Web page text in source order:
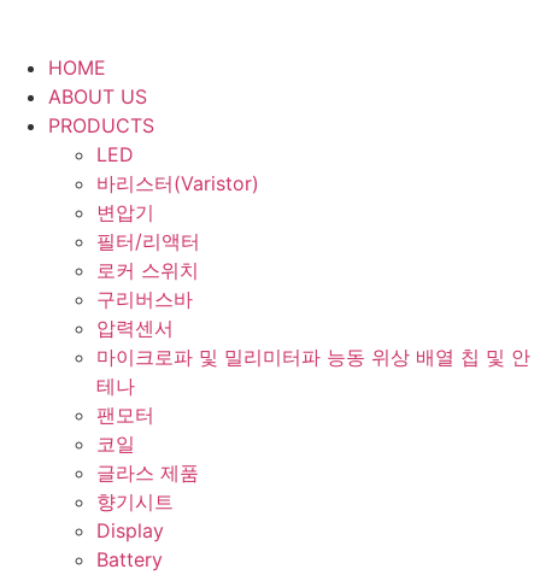
contentHOME
ABOUT US
PRODUCTS
LED
바리스터(Varistor)
변압기
필터/리액터
로커 스위치
구리버스바
압력센서
마이크로파 및 밀리미터파 능동 위상 배열 칩 및 안
테나
팬모터
코일
글라스 제품
향기시트
Display
Battery